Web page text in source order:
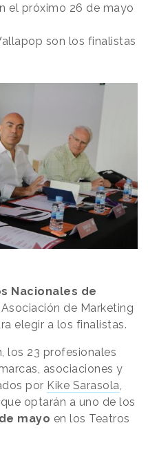
el próximo 26 de mayo
son los finalistas
Nacionales de
de Marketing
elegir a los finalistas.
los 23 profesionales
asociaciones y
por Kike Sarasola,
optarán a uno de los
mayo en los Teatros